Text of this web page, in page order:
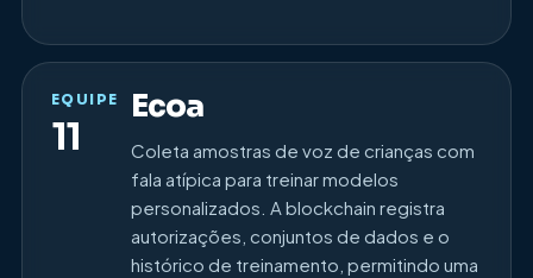
EQUIPE
11
Ecoa
Coleta amostras de voz de crianças com
fala atípica para treinar modelos
personalizados. A blockchain registra
autorizações, conjuntos de dados e o
histórico de treinamento, permitindo uma